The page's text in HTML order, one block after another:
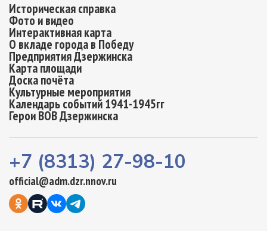
Историческая справка
Фото и видео
Интерактивная карта
О вкладе города в Победу
Предприятия Дзержинска
Карта площади
Доска почёта
Культурные мероприятия
Календарь событий 1941-1945гг
Герои ВОВ Дзержинска
+7 (8313) 27-98-10
official@adm.dzr.nnov.ru